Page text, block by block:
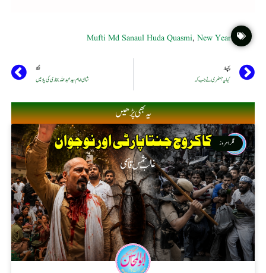
Mufti Md Sanaul Huda Quasmi,New Year
پچھلا
کہا یہ جعفری نے جب کہ
اگلا
شاہی امام سید عبداللہ بخاری کی یاد میں
یہ بھی پڑھیں
فکر امروز